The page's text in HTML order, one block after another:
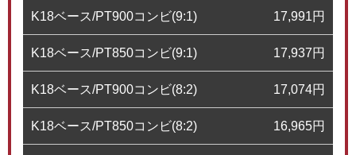
K18ベース/PT900コンビ(9:1) 17,991円
K18ベース/PT850コンビ(9:1) 17,937円
K18ベース/PT900コンビ(8:2) 17,074円
K18ベース/PT850コンビ(8:2) 16,965円